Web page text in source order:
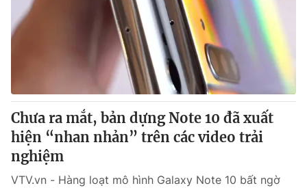
Chưa ra mắt, bản dựng Note 10 đã xuất
hiện “nhan nhản” trên các video trải
nghiệm
VTV.vn - Hàng loạt mô hình Galaxy Note 10 bất ngờ